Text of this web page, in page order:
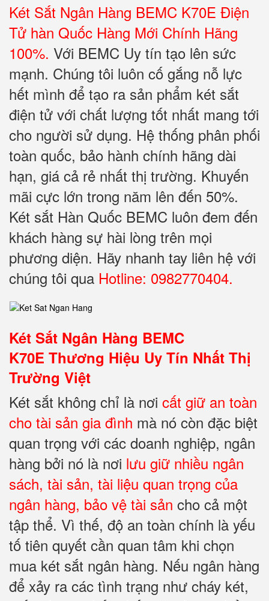
Két Sắt Ngân Hàng BEMC K70E Điện
Tử hàn Quốc Hàng Mới Chính Hãng
100%. Với BEMC Uy tín tạo lên sức
mạnh. Chúng tôi luôn cố gắng nỗ lực
hết mình để tạo ra sản phẩm két sắt
điện tử với chất lượng tốt nhất mang tới
cho người sử dụng. Hệ thống phân phối
toàn quốc, bảo hành chính hãng dài
hạn, giá cả rẻ nhất thị trường. Khuyến
mãi cực lớn trong năm lên đến 50%.
Két sắt Hàn Quốc BEMC luôn đem đến
khách hàng sự hài lòng trên mọi
phương diện. Hãy nhanh tay liên hệ với
chúng tôi qua Hotline: 0982770404.
Két Sắt Ngân Hàng BEMC
K70E Thương Hiệu Uy Tín Nhất Thị
Trường Việt
Két sắt không chỉ là nơi cất giữ an toàn
cho tài sản gia đình mà nó còn đặc biệt
quan trọng với các doanh nghiệp, ngân
hàng bởi nó là nơi lưu giữ nhiều ngân
sách, tài sản, tài liệu quan trọng của
ngân hàng, bảo vệ tài sản cho cả một
tập thể. Vì thế, độ an toàn chính là yếu
tố tiên quyết cần quan tâm khi chọn
mua két sắt ngân hàng. Nếu ngân hàng
để xảy ra các tình trạng như cháy két,